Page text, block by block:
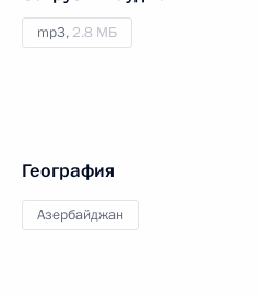
mp3, 2.8 МБ
География
Азербайджан